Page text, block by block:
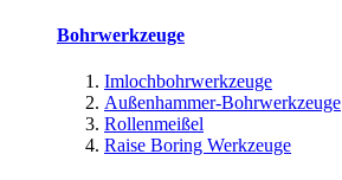
Bohrwerkzeuge
Imlochbohrwerkzeuge
Außenhammer-Bohrwerkzeuge
Rollenmeißel
Raise Boring Werkzeuge